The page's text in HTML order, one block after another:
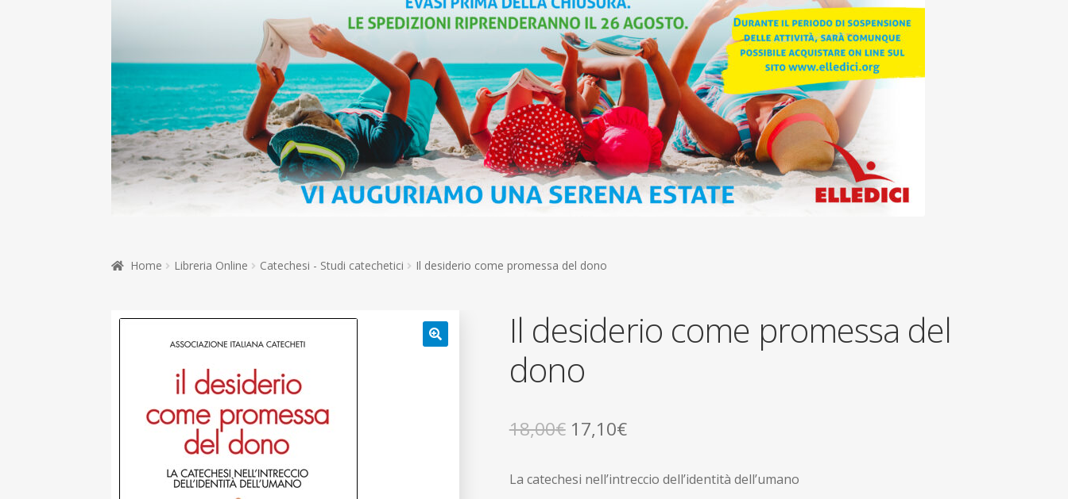
Home Libreria Online Catechesi - Studi catechetici Il desiderio come promessa del dono
Il desiderio come promessa del
dono
18,00€ Il
originale
17,10€Il
attuale
La catechesi nell’intreccio dell’identità dell’umano